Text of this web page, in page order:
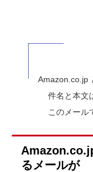
Amazon.co.jp
件名と本文
このメール
るメールが